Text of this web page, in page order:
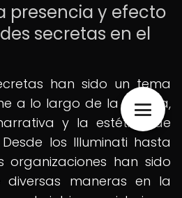
presencia y efecto
secretas en el
han sido un tema
a lo largo de la historia,
y la estética de
los Illuminati hasta
organizaciones han sido
diversas maneras en la